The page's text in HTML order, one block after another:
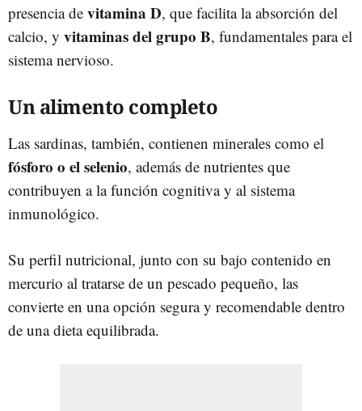
presencia de vitamina D, que facilita la absorción del
calcio, y vitaminas del grupo B, fundamentales para el
sistema nervioso.
Un alimento completo
Las sardinas, también, contienen minerales como el
fósforo o el selenio, además de nutrientes que
contribuyen a la función cognitiva y al sistema
inmunológico.
Su perfil nutricional, junto con su bajo contenido en
mercurio al tratarse de un pescado pequeño, las
convierte en una opción segura y recomendable dentro
de una dieta equilibrada.